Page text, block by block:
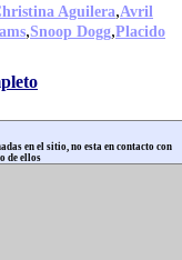
Aguilera,Avril
,Snoop Dogg,Placido
en el sitio, no esta en contacto con
de ellos